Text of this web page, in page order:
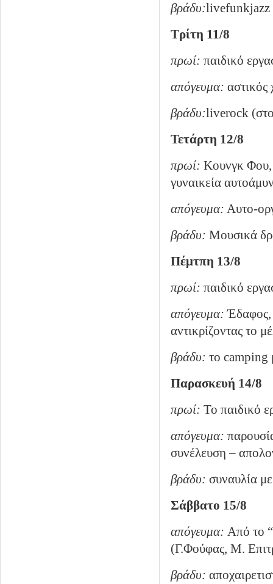
βράδυ:livefunkjazz
Τρίτη 11/8
πρωί: παιδικό
απόγευμα: αστικός
βράδυ:liverock
Τετάρτη 12/8
πρωί: Κουνγκ
γυναικεία
απόγευμα: Αυτο-
βράδυ: Μουσικά
Πέμτπη 13/8
πρωί: παιδικό
απόγευμα:Έδαφος,
αντικρίζοντας το
βράδυ: το camping
Παρασκευή 14/8
πρωί: Το παιδικό
απόγευμα:
συνέλευση –
βράδυ: συναυλία
Σάββατο 15/8
απόγευμα: Από το
(Γ.Φούφας, Μ.
βράδυ: